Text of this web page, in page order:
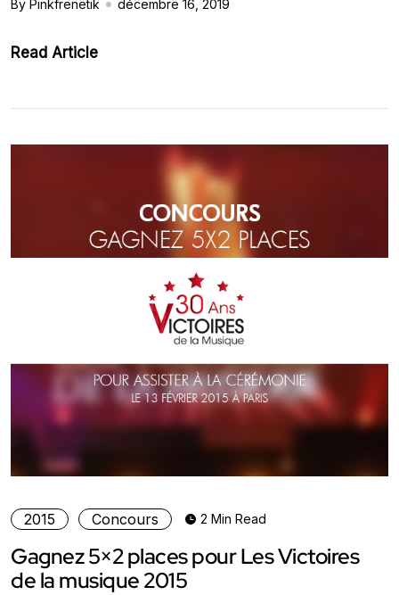
By Pinkfrenetik décembre 16, 2019
Read Article
2015 Concours 2 Min Read
Gagnez 5×2 places pour Les Victoires
de la musique 2015